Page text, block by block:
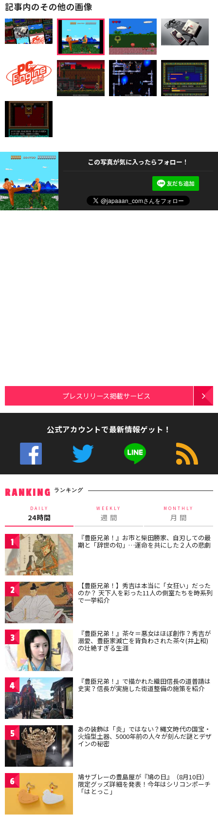
記事内のその他の画像
この写真が気に入ったらフォロー！
プレスリリース掲載サービス
公式アカウントで最新情報ゲット！
RANKING ランキング
DAILY
24時間
WEEKLY
週 間
MONTHLY
月 間
1 『豊臣兄弟！』お市と柴田勝家、自刃しての最
期と「辞世の句」…運命を共にした２人の悲劇
2 【豊臣兄弟！】秀吉は本当に「女狂い」だった
のか？ 天下人を彩った11人の側室たちを時系列
で一挙紹介
3 『豊臣兄弟！』茶々＝悪女はほぼ創作？秀吉が
溺愛、豊臣家滅亡を背負わされた茶々(井上和)
の壮絶すぎる生涯
4 『豊臣兄弟！』で描かれた織田信長の道普請は
史実？信長が実施した街道整備の施策を紹介
5 あの装飾は「炎」ではない？縄文時代の国宝・
火焔型土器、5000年前の人々が刻んだ謎とデザ
インの秘密
6 鳩サブレーの豊島屋が『鳩の日』（8月10日）
限定グッズ詳細を発表！今年はシリコンポーチ
「はとっこ」